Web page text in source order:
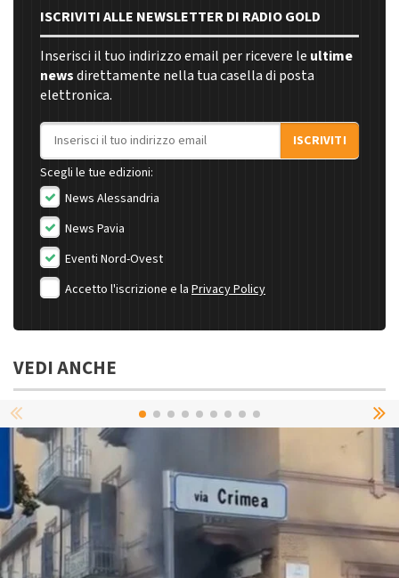
ISCRIVITI ALLE NEWSLETTER DI RADIO GOLD
Inserisci il tuo indirizzo email per ricevere le ultime
newsdirettamente nella tua casella di posta
elettronica.
Indirizzo email
ISCRIVITI
Scegli le tue edizioni:
News Alessandria
News Pavia
Eventi Nord-Ovest
Accetto l'iscrizione e la Privacy Policy
VEDI ANCHE